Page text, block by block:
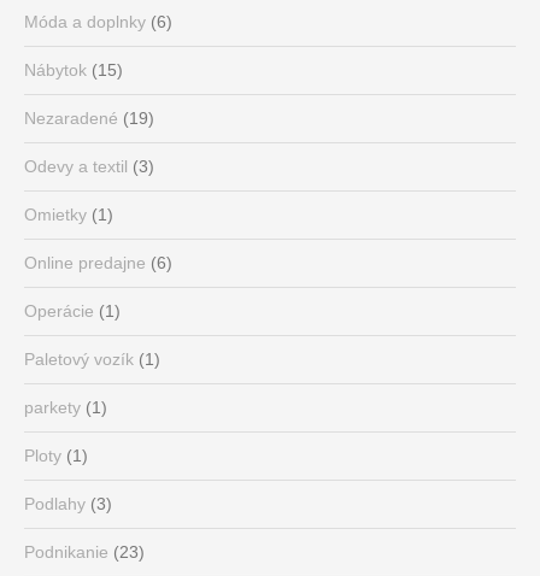
Móda a doplnky (6)
Nábytok (15)
Nezaradené (19)
Odevy a textil (3)
Omietky (1)
Online predajne (6)
Operácie (1)
Paletový vozík (1)
parkety (1)
Ploty (1)
Podlahy (3)
Podnikanie (23)